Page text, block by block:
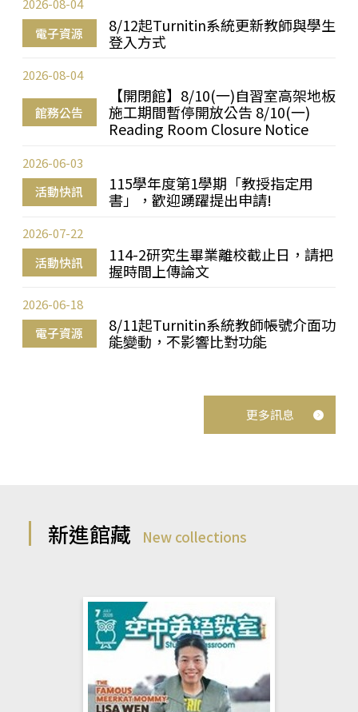
電子資源
8/12起Turnitin系統更新教師與學生
登入方式
2026-08-04
館務公告
【開閉館】8/10(一)自習室高架地板
施工期間暫停開放公告 8/10(一)
Reading Room Closure Notice
2026-08-04
活動快訊
115學年度第1學期「教授指定用
書」，歡迎踴躍提出申請!
2026-06-03
活動快訊
114-2研究生畢業離校截止日，請把
握時間上傳論文
2026-07-22
電子資源
8/11起Turnitin系統教師帳號介面功
能變動，不影響比對功能
2026-06-18
更多訊息
新進館藏 New collections